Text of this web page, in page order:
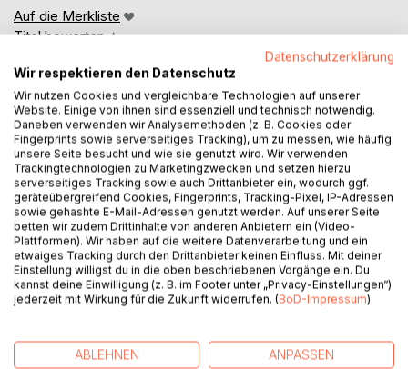
Auf die Merkliste
Titel bewerten
BESCHREIBUNG
Ihre Männer haben "Männergrippe" und sie pflegt sie
aufopferungsvoll
AUTOR/IN
PRESSESTIMMEN
Datenschutzerklärung
Wir respektieren den Datenschutz
Wir nutzen Cookies und vergleichbare Technologien auf unserer
Website. Einige von ihnen sind essenziell und technisch notwendig.
Daneben verwenden wir Analysemethoden (z. B. Cookies oder
Fingerprints sowie serverseitiges Tracking), um zu messen, wie häufig
unsere Seite besucht und wie sie genutzt wird. Wir verwenden
Trackingtechnologien zu Marketingzwecken und setzen hierzu
serverseitiges Tracking sowie auch Drittanbieter ein, wodurch ggf.
geräteübergreifend Cookies, Fingerprints, Tracking-Pixel, IP-Adressen
sowie gehashte E-Mail-Adressen genutzt werden. Auf unserer Seite
betten wir zudem Drittinhalte von anderen Anbietern ein (Video-
Plattformen). Wir haben auf die weitere Datenverarbeitung und ein
etwaiges Tracking durch den Drittanbieter keinen Einfluss. Mit deiner
Einstellung willigst du in die oben beschriebenen Vorgänge ein. Du
kannst deine Einwilligung (z. B. im Footer unter „Privacy-Einstellungen“)
jederzeit mit Wirkung für die Zukunft widerrufen. (BoD-Impressum)
ABLEHNEN ANPASSEN